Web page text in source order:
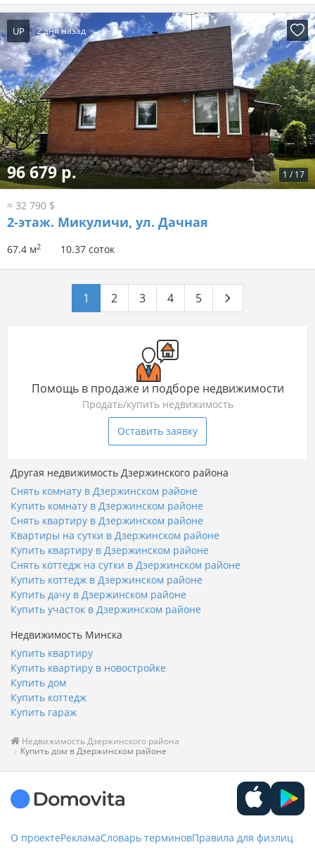
UP 2 дня назад
1 / 17
96 679 р.
≈ 32 790 $
2-этаж. Микуличи, ул. Дачная
67.4 м2 10.37 соток
1 2 3 4 5
Помощь в продаже и подборе недвижимости
Продать/купить недвижимость
Оставить заявку
Другая недвижимость Дзержинского района
Снять комнату в Дзержинском районе
Купить комнату в Дзержинском районе
Снять квартиру в Дзержинском районе
Квартиры на сутки в Дзержинском районе
Купить квартиру в Дзержинском районе
Снять коттедж на сутки в Дзержинском районе
Купить коттедж в Дзержинском районе
Купить дачу в Дзержинском районе
Купить участок в Дзержинском районе
Недвижимость Минска
Купить квартиру
Купить квартиру в новостройке
Купить дом
Купить коттедж
Купить гараж
Недвижимость Дзержинского района
Купить дом в Дзержинском районе
О проектеРекламаСловарь терминовПравила для физлиц